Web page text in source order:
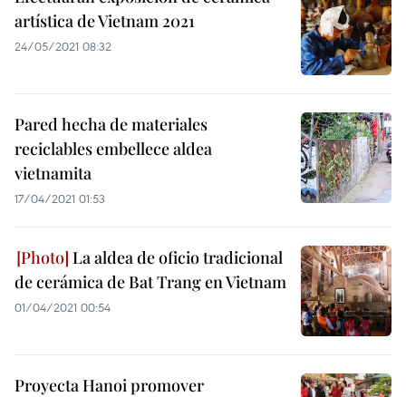
artística de Vietnam 2021
24/05/2021 08:32
Pared hecha de materiales
reciclables embellece aldea
vietnamita
17/04/2021 01:53
La aldea de oficio tradicional
de cerámica de Bat Trang en Vietnam
01/04/2021 00:54
Proyecta Hanoi promover